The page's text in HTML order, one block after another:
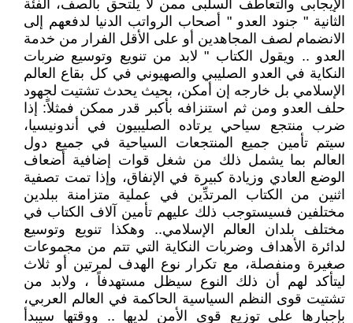
الإيجابى والتعاطف السلبى ممن لا يلتحق بالصف، الفئة
الثانية " جنود العدو " أصحاب الرواتب الدنيا لدفعهم إلى
الانضمام لصف المجاهدين أو على الأقل الفرار من خدمة
العدو .. ويقول الكتاب " لابد من تنويع وتوسيع ضربات
النكاية في العدو الصليبي والصهيوني في كل بقاع العالم
الإسلامي بل خارجه إن أمكن، بحيث يحدث تشتيت لجهود
حلف العدو ومن ثم استنزافه بأكبر قدر ممكن فمثلاً: إذا
ضرب منتجع سياحي يرتاده الصليبيون في أندونيسيا،
سيتم تأمين جميع المنتجعات السياحية في جميع دول
العالم بما يشمل ذلك من شغل قوات إضافية أضعاف
الوضع العادي وزيادة كبيرة في الإنفاق، وإذا تمت تصفية
اثنين من الكتاب المرتدِّين في عملية متزامنة ببلدين
مختلفين فسيستوجب ذلك عليهم تأمين آلاف الكتاب في
مختلف بلدان العالم الإسلامي.. وهكذا تنويع وتوسيع
لدائرة الأهداف وضربات النكاية التي تتم من مجموعات
صغيرة ومنفصلة، مع تكرار نوع الهدف لمرتين أو ثلاث
ليتأكد لهم أن ذلك النوع سيظل مستهدفاً ، ولابد من
تشتيت قوى النظم السياسية الحاكمة في العالم العربي،
بإجبارها على توزيع قوى الأمن لديها .. ووقتها سيبدأ